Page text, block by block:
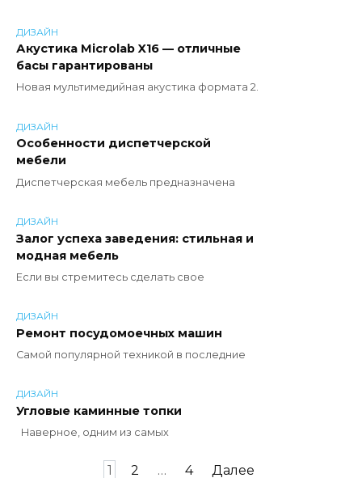
ДИЗАЙН
Акустика Microlab X16 — отличные
басы гарантированы
Новая мультимедийная акустика формата 2.
ДИЗАЙН
Особенности диспетчерской
мебели
Диспетчерская мебель предназначена
ДИЗАЙН
Залог успеха заведения: стильная и
модная мебель
Если вы стремитесь сделать свое
ДИЗАЙН
Ремонт посудомоечных машин
Самой популярной техникой в последние
ДИЗАЙН
Угловые каминные топки
Наверное, одним из самых
1 2 … 4 Далее